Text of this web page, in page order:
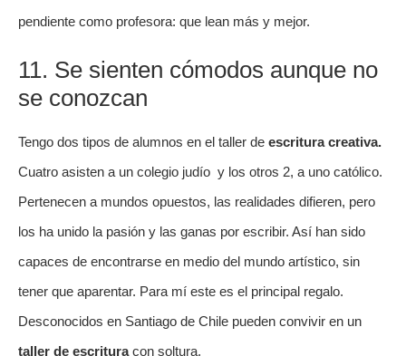
pendiente como profesora: que lean más y mejor.
11. Se sienten cómodos aunque no
se conozcan
Tengo dos tipos de alumnos en el taller de escritura creativa.
Cuatro asisten a un colegio judío y los otros 2, a uno católico.
Pertenecen a mundos opuestos, las realidades difieren, pero
los ha unido la pasión y las ganas por escribir. Así han sido
capaces de encontrarse en medio del mundo artístico, sin
tener que aparentar. Para mí este es el principal regalo.
Desconocidos en Santiago de Chile pueden convivir en un
taller de escrituracon soltura.